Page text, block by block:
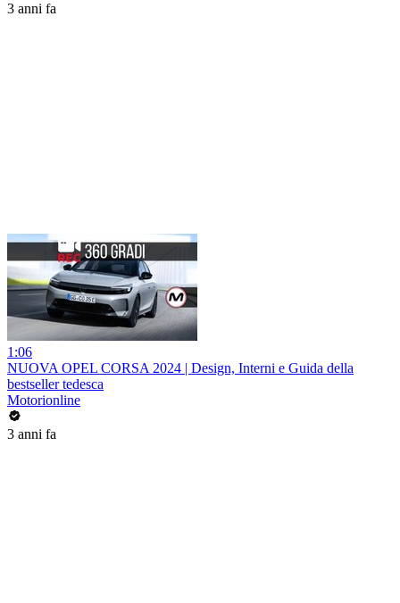
3 anni fa
1:06
NUOVA OPEL CORSA 2024 | Design, Interni e Guida della
bestseller tedesca
Motorionline
3 anni fa